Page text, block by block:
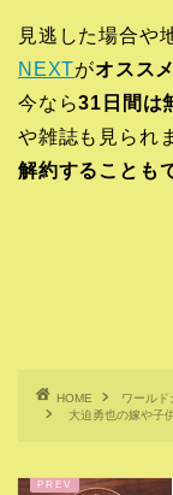
見逃した場合や
NEXTがオススメ
今なら31日間は
や雑誌も見られ
解約することも
HOME
ワール
大迫勇也の嫁や子